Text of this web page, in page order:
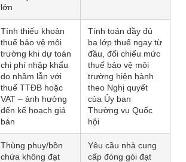
lớn
Tính thiếu khoản
thuế bảo vệ môi
trường khi dự toán
chi phí nhập khẩu
do nhầm lẫn với
thuế TTĐB hoặc
VAT – ảnh hưởng
đến kế hoạch giá
bán
Tính toán đầy đủ
ba lớp thuế ngay từ
đầu, đối chiếu mức
thuế bảo vệ môi
trường hiện hành
theo Nghị quyết
của Ủy ban
Thường vụ Quốc
hội
Thùng phuy/bồn
chứa không đạt
Yêu cầu nhà cung
cấp đóng gói đạt